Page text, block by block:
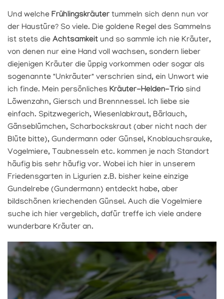
Und welche Frühlingskräuter tummeln sich denn nun vor
der Haustüre? So viele. Die goldene Regel des Sammelns
ist stets die Achtsamkeit und so sammle ich nie Kräuter,
von denen nur eine Hand voll wachsen, sondern lieber
diejenigen Kräuter die üppig vorkommen oder sogar als
sogenannte "Unkräuter" verschrien sind, ein Unwort wie
ich finde. Mein persönliches Kräuter-Helden-Trio sind
Löwenzahn, Giersch und Brennnessel. Ich liebe sie
einfach. Spitzwegerich, Wiesenlabkraut, Bärlauch,
Gänseblümchen, Scharbockskraut (aber nicht nach der
Blüte bitte), Gundermann oder Günsel, Knoblauchsrauke,
Vogelmiere, Taubnesseln etc. kommen je nach Standort
häufig bis sehr häufig vor. Wobei ich hier in unserem
Friedensgarten in Ligurien z.B. bisher keine einzige
Gundelrebe (Gundermann) entdeckt habe, aber
bildschönen kriechenden Günsel. Auch die Vogelmiere
suche ich hier vergeblich, dafür treffe ich viele andere
wunderbare Kräuter an.